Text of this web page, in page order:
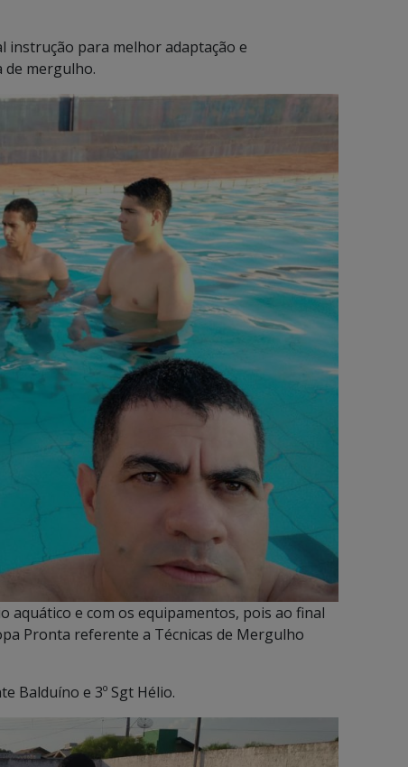
instrução para melhor adaptação e
de mergulho.
aquático e com os equipamentos, pois ao final
Pronta referente a Técnicas de Mergulho
Balduíno e 3º Sgt Hélio.